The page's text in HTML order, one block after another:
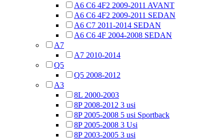
A6 C6 4F2 2009-2011 AVANT
A6 C6 4F2 2009-2011 SEDAN
A6 C7 2011-2014 SEDAN
A6 C6 4F 2004-2008 SEDAN
A7
A7 2010-2014
Q5
Q5 2008-2012
A3
8L 2000-2003
8P 2008-2012 3 usi
8P 2005-2008 5 usi Sportback
8P 2005-2008 3 Usi
8P 2003-2005 3 usi